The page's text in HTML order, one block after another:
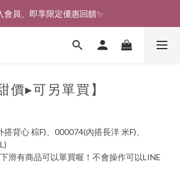
淡水實體門市🤗歡迎蒞臨試穿🎉
會員、即享限定優惠回饋✨
淡水實體門市🤗歡迎蒞臨試穿🎉
價▸可另單買】
背心 棕F)、000074(內搭長洋 米F)、
滑有商品可以單買喔！不會操作可以LINE